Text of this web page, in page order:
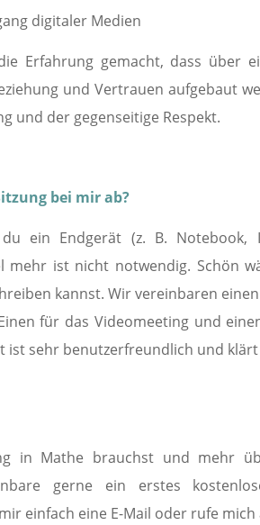
digitaler Medien
Erfahrung gemacht, dass über
und Vertrauen aufgebaut
und der gegenseitige Respekt.
bei mir ab?
ein Endgerät (z. B. Notebook,
mehr ist nicht notwendig. Schön
kannst. Wir vereinbaren
für das Videomeeting und
ist sehr benutzerfreundlich und
in Mathe brauchst und mehr
gerne ein erstes
einfach eine E-Mail oder rufe